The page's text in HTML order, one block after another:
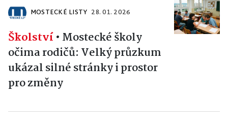
MOSTECKÉ LISTY 28. 01. 2026
Školství• Mostecké školy
očima rodičů: Velký průzkum
ukázal silné stránky i prostor
pro změny